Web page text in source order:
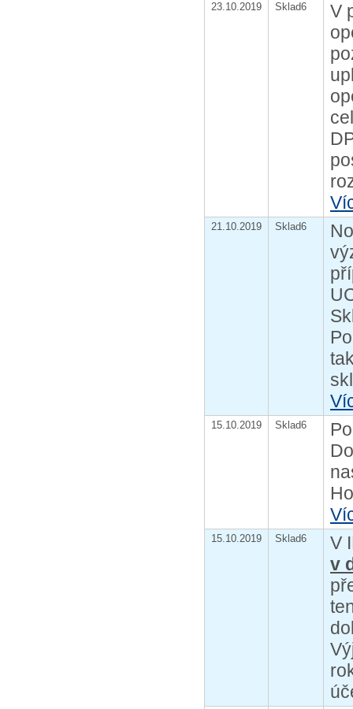
23.10.2019 Sklad6
V
21.10.2019 Sklad6
15.10.2019 Sklad6
15.10.2019 Sklad6
V
v